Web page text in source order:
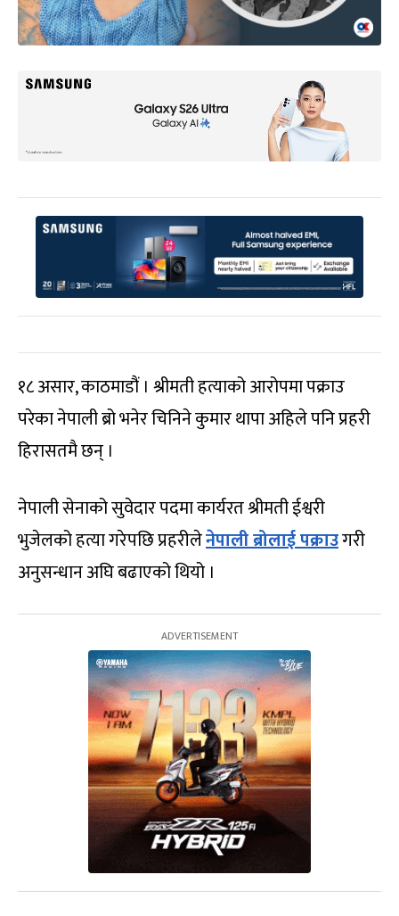
१८ असार, काठमाडौं । श्रीमती हत्याको आरोपमा पक्राउ
परेका नेपाली ब्रो भनेर चिनिने कुमार थापा अहिले पनि प्रहरी
हिरासतमै छन् ।
नेपाली सेनाको सुवेदार पदमा कार्यरत श्रीमती ईश्वरी
भुजेलको हत्या गरेपछि प्रहरीलेनेपाली ब्रोलाई पक्राउगरी
अनुसन्धान अघि बढाएको थियो ।